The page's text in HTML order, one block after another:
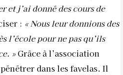
son sac à dos en
The Mirror